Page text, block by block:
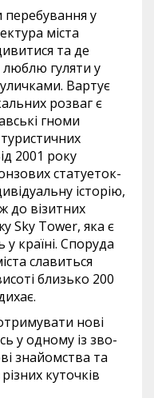
перебування у
міста
та де
люблю гуляти у
Вартує
розваг є
гноми
2001 року
статуеток-
історію,
до візитних
Sky Tower, яка є
країні. Споруда
славиться
близько 200
нові
у одному із зво-
знайомства та
куточків